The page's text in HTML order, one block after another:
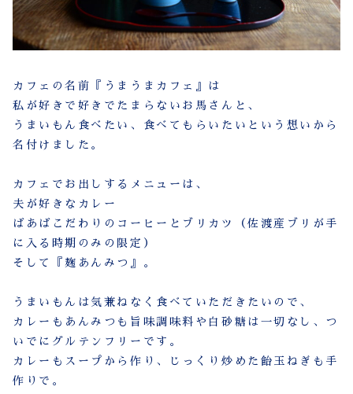
カフェの名前『うまうまカフェ』は
私が好きで好きでたまらないお馬さんと、
うまいもん食べたい、食べてもらいたいという想いから
名付けました。
カフェでお出しするメニューは、
夫が好きなカレー
ばあばこだわりのコーヒーとブリカツ（佐渡産ブリが手
に入る時期のみの限定）
そして『麹あんみつ』。
うまいもんは気兼ねなく食べていただきたいので、
カレーもあんみつも旨味調味料や白砂糖は一切なし、つ
いでにグルテンフリーです。
カレーもスープから作り、じっくり炒めた飴玉ねぎも手
作りで。